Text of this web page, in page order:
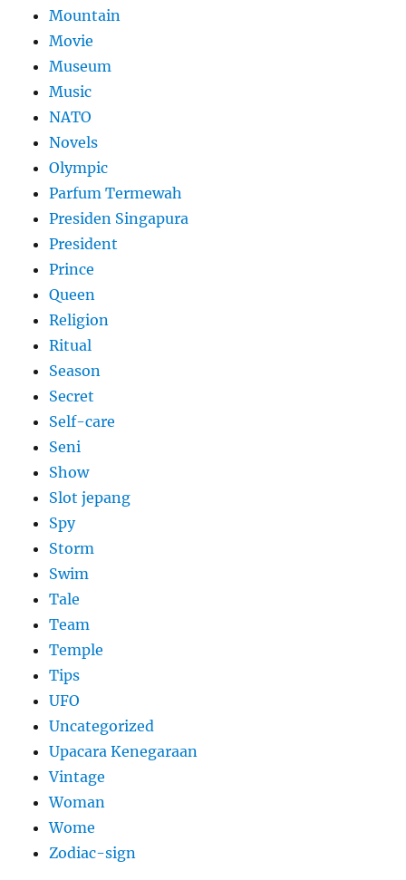
Mountain
Movie
Museum
Music
NATO
Novels
Olympic
Parfum Termewah
Presiden Singapura
President
Prince
Queen
Religion
Ritual
Season
Secret
Self-care
Seni
Show
Slot jepang
Spy
Storm
Swim
Tale
Team
Temple
Tips
UFO
Uncategorized
Upacara Kenegaraan
Vintage
Woman
Wome
Zodiac-sign